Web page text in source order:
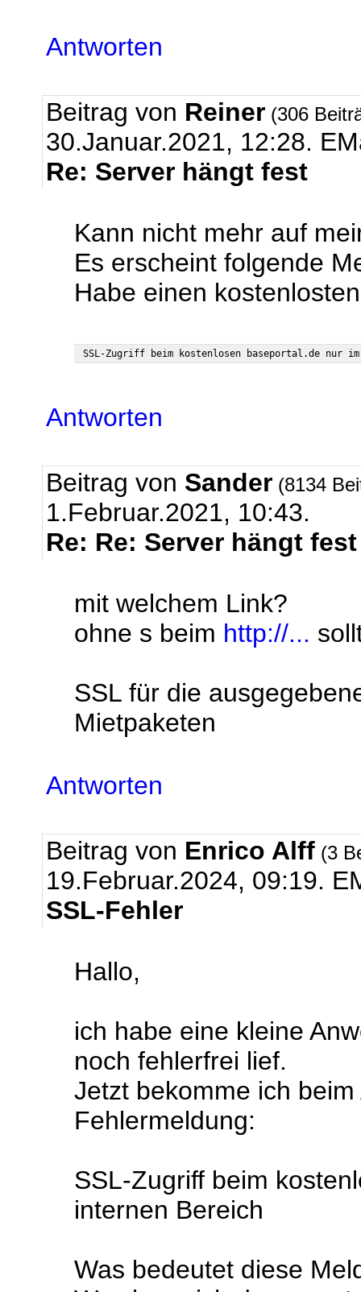
Antworten
Beitrag von Reiner (306
30.Januar.2021, 12:28.
Re: Server hängt fest
Kann nicht mehr auf
Es erscheint folgende
Habe einen
Antworten
Beitrag von Sander (8134
1.Februar.2021, 10:43.
Re: Re: Server hängt fest
mit welchem Link?
ohne s beim http://...
SSL für die
Mietpaketen
Antworten
Beitrag von Enrico Alff (3
19.Februar.2024, 09:19.
SSL-Fehler
Hallo,
ich habe eine kleine
noch fehlerfrei lief.
Jetzt bekomme ich
Fehlermeldung:
SSL-Zugriff beim
internen Bereich
Was bedeutet diese